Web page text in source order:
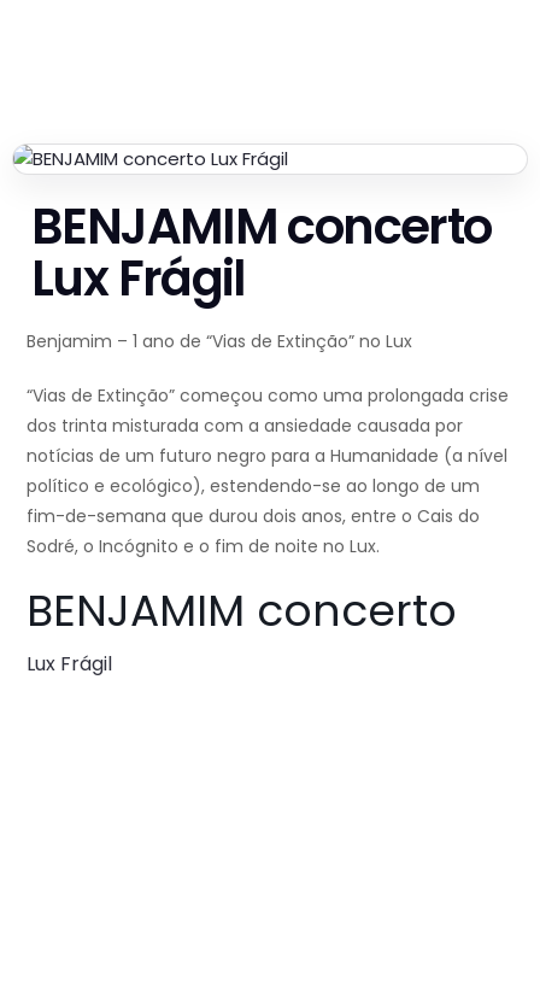
BENJAMIM concerto
Lux Frágil
Benjamim – 1 ano de “Vias de Extinção” no Lux
“Vias de Extinção” começou como uma prolongada crise
dos trinta misturada com a ansiedade causada por
notícias de um futuro negro para a Humanidade (a nível
político e ecológico), estendendo-se ao longo de um
fim-de-semana que durou dois anos, entre o Cais do
Sodré, o Incógnito e o fim de noite no Lux.
BENJAMIM concerto
Lux Frágil